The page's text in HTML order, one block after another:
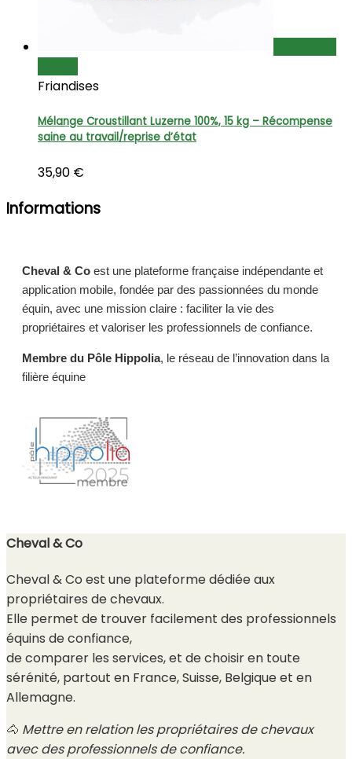
Friandises
Mélange Croustillant Luzerne 100%, 15 kg – Récompense
saine au travail/reprise d’état
35,90 €
Informations
Cheval & Co est une plateforme française indépendante et
application mobile, fondée par des passionnées du monde
équin, avec une mission claire : faciliter la vie des
propriétaires et valoriser les professionnels de confiance.
Membre du Pôle Hippolia, le réseau de l’innovation dans la
filière équine
Cheval & Co
Cheval & Co est une plateforme dédiée aux
propriétaires de chevaux.
Elle permet de trouver facilement des professionnels
équins de confiance,
de comparer les services, et de choisir en toute
sérénité, partout en France, Suisse, Belgique et en
Allemagne.
🐴 Mettre en relation les propriétaires de chevaux
avec des professionnels de confiance.